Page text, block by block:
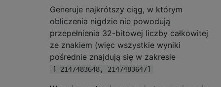
Generuje najkrótszy ciąg, w którym
obliczenia nigdzie nie powodują
przepełnienia 32-bitowej liczby całkowitej
ze znakiem (więc wszystkie wyniki
pośrednie znajdują się w zakresie
[-2147483648, 2147483647]